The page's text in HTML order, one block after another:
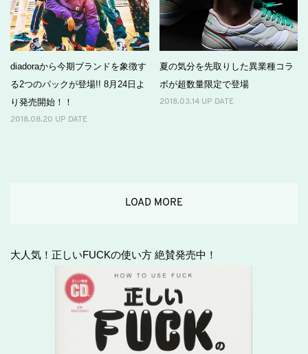
diadoraから今期ブランドを象徴す
る2つのパックが登場!! 8月24日よ
り発売開始！！
2018.08.20 UP DATE
夏の気分を先取りした異業種コラ
ボが超数量限定で登場
2018.03.14 UP DATE
LOAD MORE
大人気！正しいFUCKの使い方 絶賛発売中！